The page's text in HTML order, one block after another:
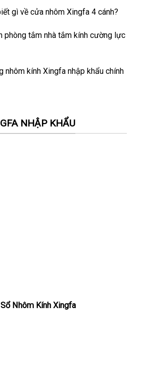
gì về cửa nhôm Xingfa 4 cánh?
phòng tắm nhà tắm kính cường lực
nhôm kính Xingfa nhập khẩu chính
NHẬP KHẨU
Nhôm Kính Xingfa